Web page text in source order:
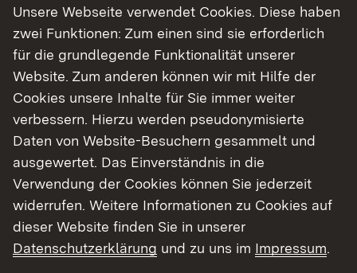
Studiengangsuche schnell den passenden
Studienplatz. Außerdem gibt's eine Schritt-für-
Schritt-Anleitung zu deinem Traum-Studium.
Finde dein Studium in Baden-Württemberg
Unsere Webseite verwendet Cookies. Diese haben
zwei Funktionen: Zum einen sind sie erforderlich
für die grundlegende Funktionalität unserer
Website. Zum anderen können wir mit Hilfe der
Cookies unsere Inhalte für Sie immer weiter
verbessern. Hierzu werden pseudonymisierte
Daten von Website-Besuchern gesammelt und
ausgewertet. Das Einverständnis in die
Verwendung der Cookies können Sie jederzeit
widerrufen. Weitere Informationen zu Cookies auf
dieser Website finden Sie in unserer
Datenschutzerklärung und zu uns im Impressum.